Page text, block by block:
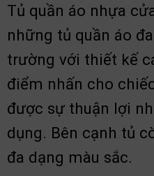
Tủ quần áo nhựa
những tủ quần áo
trường với thiết kế
điểm nhấn cho
được sự thuận lợi
dụng. Bên cạnh tủ
đa dạng màu sắc.